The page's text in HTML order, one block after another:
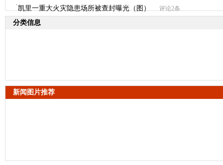
·凯里一重大火灾隐患场所被查封曝光（图） 评论2条
分类信息
新闻图片推荐